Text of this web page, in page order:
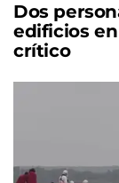
Dos
edificios
crítico